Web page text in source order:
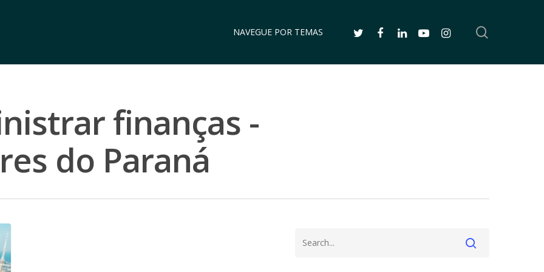
NAVEGUE POR TEMAS TWITTERFACEBOOKLINKEDINYOUTUBEINSTAGRAM
finanças -
do Paraná